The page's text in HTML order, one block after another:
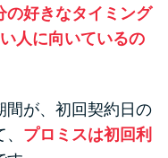
の好きなタイミング
人に向いているの
間が、初回契約日の
プロミスは初回利